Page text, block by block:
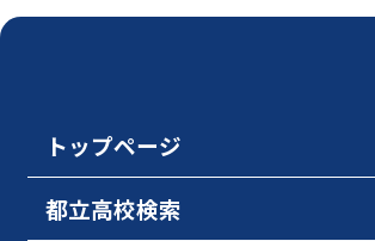
トップページ
都立高校検索